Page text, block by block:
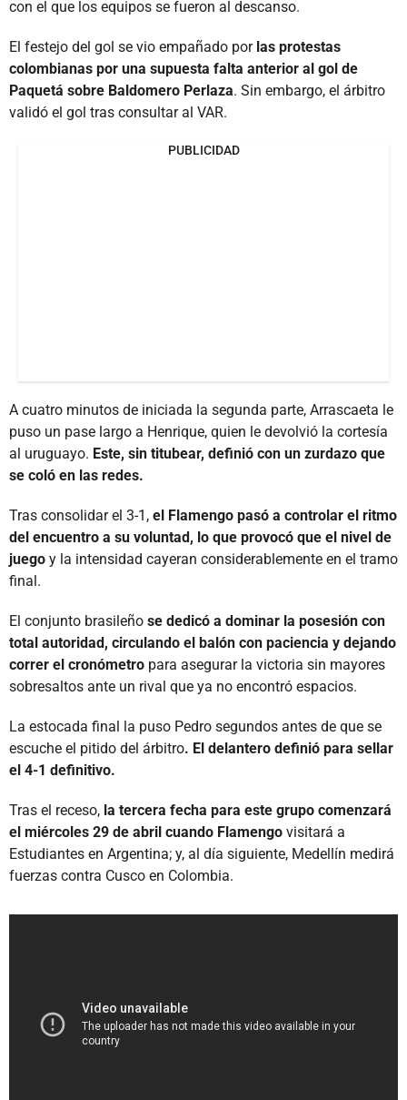
con el que los equipos se fueron al descanso.
El festejo del gol se vio empañado por las protestas
colombianas por una supuesta falta anterior al gol de
Paquetá sobre Baldomero Perlaza. Sin embargo, el árbitro
validó el gol tras consultar al VAR.
PUBLICIDAD
A cuatro minutos de iniciada la segunda parte, Arrascaeta le
puso un pase largo a Henrique, quien le devolvió la cortesía
al uruguayo. Este, sin titubear, definió con un zurdazo que
se coló en las redes.
Tras consolidar el 3-1, el Flamengo pasó a controlar el ritmo
del encuentro a su voluntad, lo que provocó que el nivel de
juego y la intensidad cayeran considerablemente en el tramo
final.
El conjunto brasileño se dedicó a dominar la posesión con
total autoridad, circulando el balón con paciencia y dejando
correr el cronómetro para asegurar la victoria sin mayores
sobresaltos ante un rival que ya no encontró espacios.
La estocada final la puso Pedro segundos antes de que se
escuche el pitido del árbitro. El delantero definió para sellar
el 4-1 definitivo.
Tras el receso, la tercera fecha para este grupo comenzará
el miércoles 29 de abril cuando Flamengo visitará a
Estudiantes en Argentina; y, al día siguiente, Medellín medirá
fuerzas contra Cusco en Colombia.